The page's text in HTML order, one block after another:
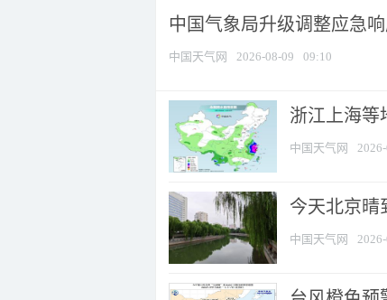
中国气象局升级调整应急
中国天气网 2026-08-09 09:10
浙江上海等
中国天气网
今天北京晴
中国天气网